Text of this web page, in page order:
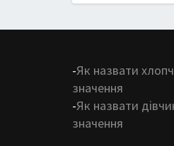
-Як назвати
значення
-Як назвати
значення